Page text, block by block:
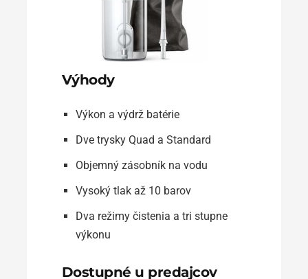
Výhody
Výkon a výdrž batérie
Dve trysky Quad a Standard
Objemný zásobník na vodu
Vysoký tlak až 10 barov
Dva režimy čistenia a tri stupne
výkonu
Dostupné u predajcov